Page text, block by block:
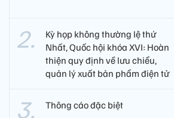
Kỳ họp không thường lệ thứ
Nhất, Quốc hội khóa XVI: Hoàn
thiện quy định về lưu chiểu,
quản lý xuất bản phẩm điện tử
Thông cáo đặc biệt